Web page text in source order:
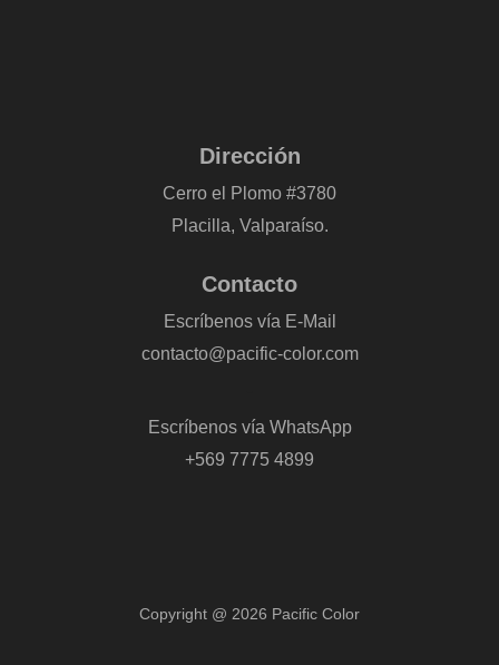
Dirección
Cerro el Plomo #3780
Placilla, Valparaíso.
Contacto
Escríbenos vía E-Mail
contacto@pacific-color.com
Escríbenos vía WhatsApp
+569 7775 4899
Copyright @ 2026 Pacific Color